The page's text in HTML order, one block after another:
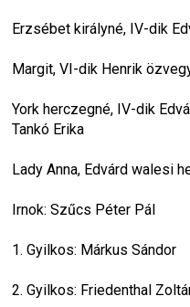
Erzsébet királyné, IV-dik
Margit, VI-dik Henrik
York herczegné, IV-dik
Tankó Erika
Lady Anna, Edvárd walesi
Irnok: Szűcs Péter Pál
1. Gyilkos: Márkus Sándor
2. Gyilkos: Friedenthal